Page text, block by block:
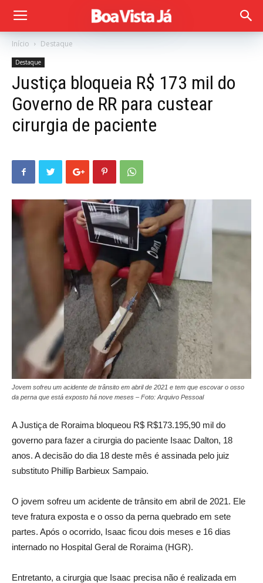
Início Destaque
Destaque
Justiça bloqueia R$ 173 mil do
Governo de RR para custear
cirurgia de paciente
Jovem sofreu um acidente de trânsito em abril de 2021 e tem que escovar o osso
da perna que está exposto há nove meses – Foto: Arquivo Pessoal
A Justiça de Roraima bloqueou R$ R$173.195,90 mil do
governo para fazer a cirurgia do paciente Isaac Dalton, 18
anos. A decisão do dia 18 deste mês é assinada pelo juiz
substituto Phillip Barbieux Sampaio.
O jovem sofreu um acidente de trânsito em abril de 2021. Ele
teve fratura exposta e o osso da perna quebrado em sete
partes. Após o ocorrido, Isaac ficou dois meses e 16 dias
internado no Hospital Geral de Roraima (HGR).
Entretanto, a cirurgia que Isaac precisa não é realizada em